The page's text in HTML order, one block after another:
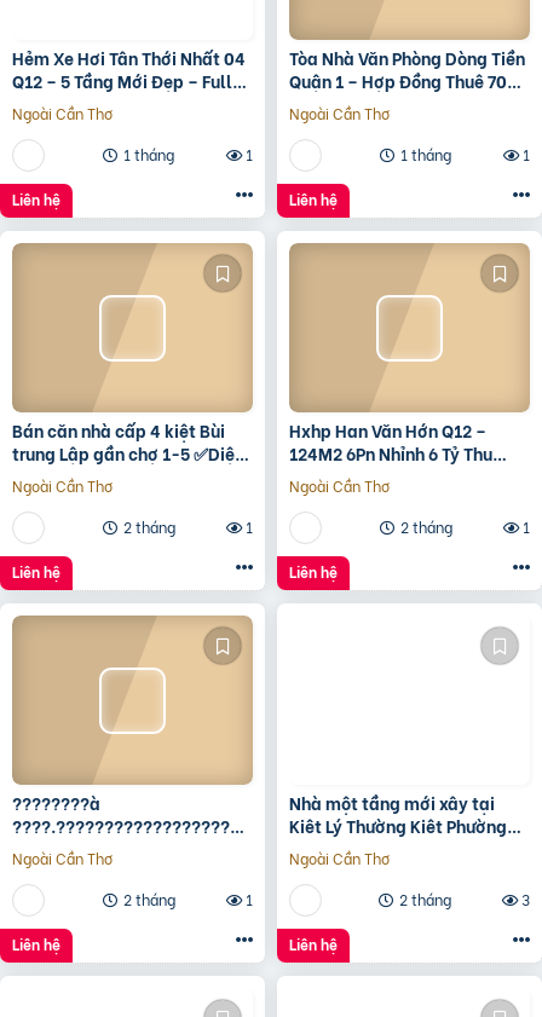
Hẻm Xe Hơi Tân Thới Nhất 04
Q12 – 5 Tầng Mới Đẹp – Full
Nội Thất – Giá 7.3 Tỷ
Ngoài Cần Thơ
1 tháng
1
Liên hệ
Tòa Nhà Văn Phòng Dòng Tiền
Quận 1 – Hợp Đồng Thuê 700
Triệu/Tháng – 490 Tỷ
Ngoài Cần Thơ
1 tháng
1
Liên hệ
Bán căn nhà cấp 4 kiệt Bùi
trung Lập gần chợ 1-5 ✅Diện
tích 5*22 ✅Hướng Tây Bắc
✅Đường oto thông
Ngoài Cần Thơ
2 tháng
1
Liên hệ
Hxhp Han Văn Hớn Q12 –
124M2 6Pn Nhỉnh 6 Tỷ Thu
15Tr/Tháng
Ngoài Cần Thơ
2 tháng
1
Liên hệ
????????à
????.????????????????????,
???????????????? ????
ộ???? ????????ấ????, ????
ó???? ???? ????ặ????
????????ề????
????????????, ????????á
????.???? ????ỷ
Ngoài Cần Thơ
2 tháng
1
Liên hệ
Nhà một tầng mới xây tại
Kiêt Lý Thường Kiêt Phường
nam Đông Hà Quảng Trị
Ngoài Cần Thơ
2 tháng
3
Liên hệ